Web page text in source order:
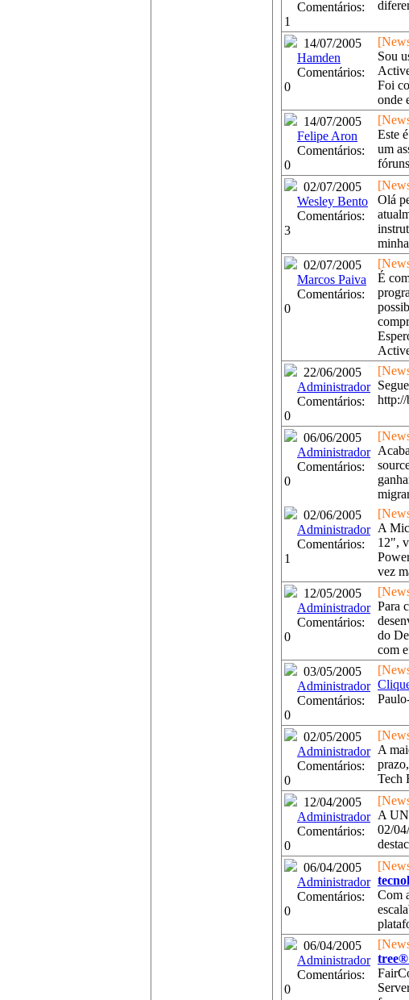
Comentários:
1
14/07/2005
Hamden
Comentários:
0
Sou
Foi
onde
14/07/2005
Felipe Aron
Comentários:
0
Este
um
02/07/2005
Wesley Bento
Comentários:
3
Olá
02/07/2005
Marcos Paiva
Comentários:
0
É
22/06/2005
Administrador
Comentários:
0
06/06/2005
Administrador
Comentários:
0
02/06/2005
Administrador
Comentários:
1
A
12",
vez
12/05/2005
Administrador
Comentários:
0
Para
do
com
03/05/2005
Administrador
Comentários:
0
02/05/2005
Administrador
Comentários:
0
A
Tech
12/04/2005
Administrador
Comentários:
0
A
02/
06/04/2005
Administrador
Comentários:
0
Com
06/04/2005
Administrador
Comentários:
0
tree®